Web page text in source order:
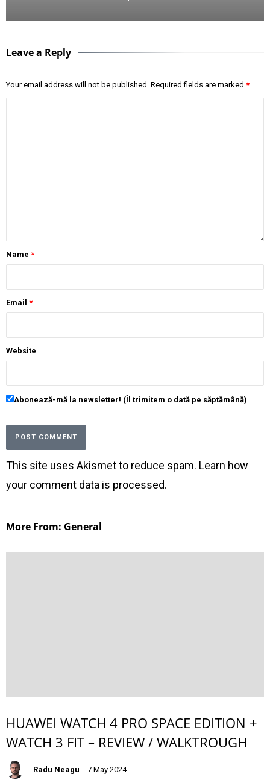
Leave a Reply
Your email address will not be published. Required fields are marked *
Name *
Email *
Website
Abonează-mă la newsletter! (Îl trimitem o dată pe săptămână)
This site uses Akismet to reduce spam. Learn how
your comment data is processed.
More From: General
HUAWEI WATCH 4 PRO SPACE EDITION +
WATCH 3 FIT – REVIEW / WALKTROUGH
Radu Neagu 7 May 2024